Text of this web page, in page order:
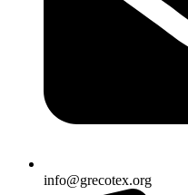
info@grecotex.org